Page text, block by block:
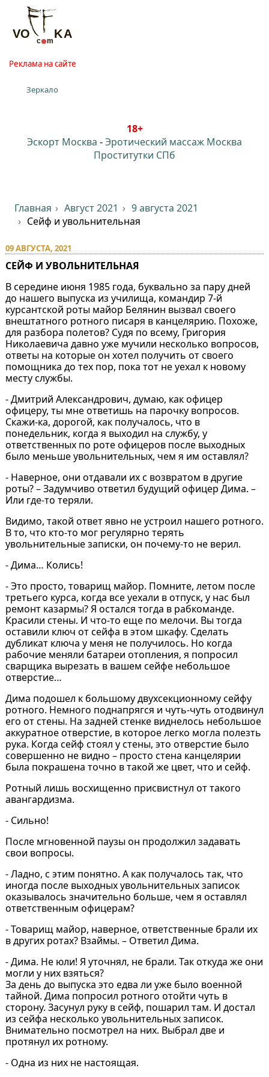
Реклама на сайте
Зеркало
18+
Эскорт Москва -Эротический массаж Москва
Проститутки СПб
Главная Август 2021
9 августа 2021
Сейф и увольнительная
09 АВГУСТА, 2021
СЕЙФ И УВОЛЬНИТЕЛЬНАЯ
В середине июня 1985 года, буквально за пару дней
до нашего выпуска из училища, командир 7-й
курсантской роты майор Белянин вызвал своего
внештатного ротного писаря в канцелярию. Похоже,
для разбора полетов? Судя по всему, Григория
Николаевича давно уже мучили несколько вопросов,
ответы на которые он хотел получить от своего
помощника до тех пор, пока тот не уехал к новому
месту службы.
- Дмитрий Александрович, думаю, как офицер
офицеру, ты мне ответишь на парочку вопросов.
Скажи-ка, дорогой, как получалось, что в
понедельник, когда я выходил на службу, у
ответственных по роте офицеров после выходных
было меньше увольнительных, чем я им оставлял?
- Наверное, они отдавали их с возвратом в другие
роты? – Задумчиво ответил будущий офицер Дима. –
Или где-то теряли.
Видимо, такой ответ явно не устроил нашего ротного.
В то, что кто-то мог регулярно терять
увольнительные записки, он почему-то не верил.
- Дима… Колись!
- Это просто, товарищ майор. Помните, летом после
третьего курса, когда все уехали в отпуск, у нас был
ремонт казармы? Я остался тогда в рабкоманде.
Красили стены. И что-то еще по мелочи. Вы тогда
оставили ключ от сейфа в этом шкафу. Сделать
дубликат ключа у меня не получилось. Но когда
рабочие меняли батареи отопления, я попросил
сварщика вырезать в вашем сейфе небольшое
отверстие…
Дима подошел к большому двухсекционному сейфу
ротного. Немного поднапрягся и чуть-чуть отодвинул
его от стены. На задней стенке виднелось небольшое
аккуратное отверстие, в которое легко могла полезть
рука. Когда сейф стоял у стены, это отверстие было
совершенно не видно – просто стена канцелярии
была покрашена точно в такой же цвет, что и сейф.
Ротный лишь восхищенно присвистнул от такого
авангардизма.
- Сильно!
После мгновенной паузы он продолжил задавать
свои вопросы.
- Ладно, с этим понятно. А как получалось так, что
иногда после выходных увольнительных записок
оказывалось значительно больше, чем я оставлял
ответственным офицерам?
- Товарищ майор, наверное, ответственные брали их
в других ротах? Взаймы. – Ответил Дима.
- Дима. Не юли! Я уточнял, не брали. Так откуда же они
могли у них взяться?
За день до выпуска это едва ли уже было военной
тайной. Дима попросил ротного отойти чуть в
сторону. Засунул руку в сейф, пошарил там. И достал
из сейфа несколько увольнительных записок.
Внимательно посмотрел на них. Выбрал две и
протянул их ротному.
- Одна из них не настоящая.